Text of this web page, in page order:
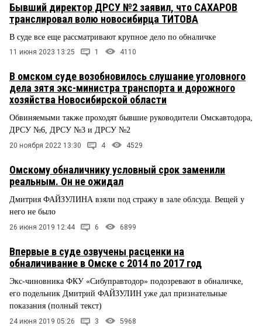
Бывший директор ДРСУ №2 заявил, что САХАРОВ
транслировал волю новосибирца ТИТОВА
В суде все еще рассматривают крупное дело по обналичке
11 июня 2023 13:25 1 4110
В омском суде возобновилось слушание уголовного
дела зятя экс-министра транспорта и дорожного
хозяйства Новосибирской области
Обвиняемыми также проходят бывшие руководители Омскавтодора,
ДРСУ №6, ДРСУ №3 и ДРСУ №2
20 ноября 2022 13:30 4 4529
Омскому обналичнику условный срок заменили
реальным. Он не ожидал
Дмитрия ФАЙЗУЛИНА взяли под стражу в зале облсуда. Вещей у
него не было
26 июня 2019 12:44 6 6899
Впервые в суде озвучены расценки на
обналичивание в Омске с 2014 по 2017 год
Экс-чиновника ФКУ «Сибуправтодор» подозревают в обналичке,
его подельник Дмитрий ФАЙЗУЛИН уже дал признательные
показания (полный текст)
24 июня 2019 05:26 3 5968